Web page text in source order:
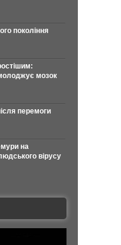
покоління
мозок
перемоги
на
вірусу